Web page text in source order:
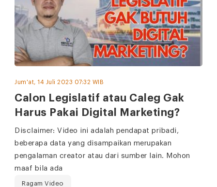
Jum'at, 14 Juli 2023 07:32 WIB
Calon Legislatif atau Caleg Gak
Harus Pakai Digital Marketing?
Disclaimer: Video ini adalah pendapat pribadi,
beberapa data yang disampaikan merupakan
pengalaman creator atau dari sumber lain. Mohon
maaf bila ada
Ragam Video